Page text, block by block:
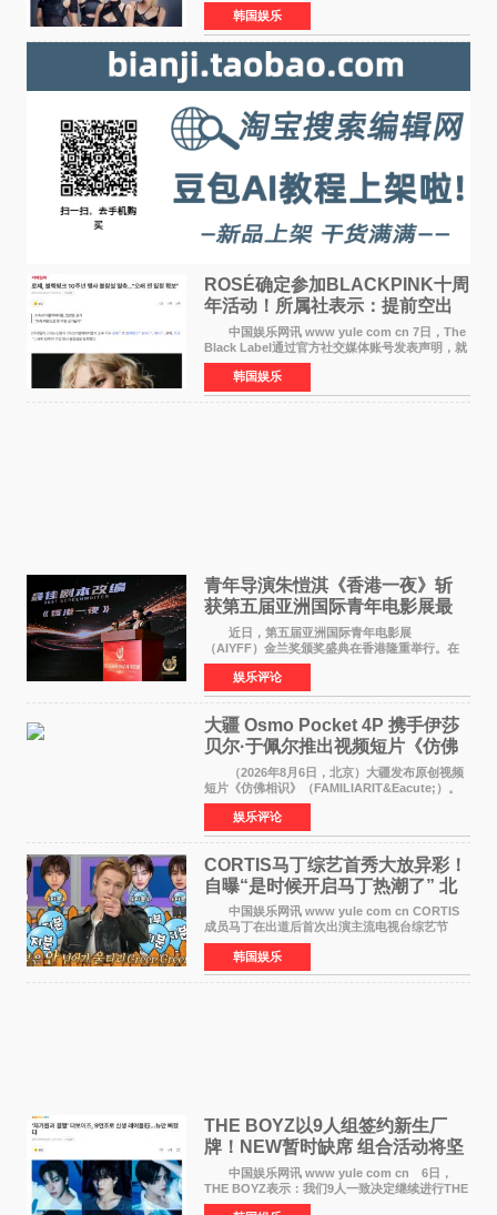
LISA将缺席。 此前BLACKPINK所属社YG并
未为组合出道十周年做
韩国娱乐
ROSÉ确定参加BLACKPINK十周
年活动！所属社表示：提前空出
了时间
中国娱乐网讯 www yule com cn 7日，The
Black Label通过官方社交媒体账号发表声明，就
近期网络上关于ROS&Eacute;个人行程及是否参
加BLACKPINK出道纪念活动的种种猜测作出正
式回应。 Th
韩国娱乐
青年导演朱愷淇《香港一夜》斩
获第五届亚洲国际青年电影展最
佳剧本改编奖
近日，第五届亚洲国际青年电影展
（AIYFF）金兰奖颁奖盛典在香港隆重举行。在
这场汇聚数百位海内外电影人、文化界人士及媒
体代表的亚洲青年影视盛会上，香港本土电影
《香港一夜》（Dawn in Ho
娱乐评论
大疆 Osmo Pocket 4P 携手伊莎
贝尔·于佩尔推出视频短片《仿佛
相识》
（2026年8月6日，北京）大疆发布原创视频
短片《仿佛相识》（FAMILIARIT&Eacute;）。
视频短片由戛纳国际电影节最佳女演员伊莎贝尔·
于佩尔（Isabelle Huppert）主演，全程使用大
疆首款双主摄口
娱乐评论
CORTIS马丁综艺首秀大放异彩！
自曝“是时候开启马丁热潮了” 北
美巡演火热进行中
中国娱乐网讯 www yule com cn CORTIS
成员马丁在出道后首次出演主流电视台综艺节
目，展现了多才多艺的魅力。 马丁出演了5日
播出的MBC《Radio Star》Fashion与Passion
之间，I&lsquo;m
韩国娱乐
THE BOYZ以9人组签约新生厂
牌！NEW暂时缺席 组合活动将坚
定不移继续
中国娱乐网讯 www yule com cn 6日，
THE BOYZ表示：我们9人一致决定继续进行THE
BOYZ组合活动，并且已经完成了组合团体活动